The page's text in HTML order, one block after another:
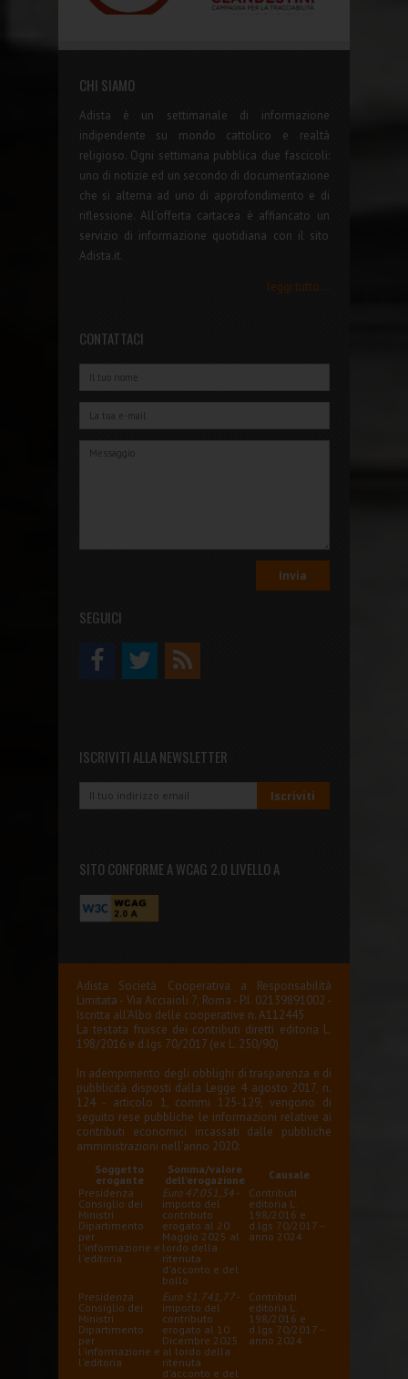
CHI SIAMO
Adista è un settimanale di informazione
indipendente su mondo cattolico e realtà
religioso. Ogni settimana pubblica due fascicoli:
uno di notizie ed un secondo di documentazione
che si alterna ad uno di approfondimento e di
riflessione. All'offerta cartacea è affiancato un
servizio di informazione quotidiana con il sito
Adista.it.
leggi tutto...
CONTATTACI
SEGUICI
ISCRIVITI ALLA NEWSLETTER
SITO CONFORME A WCAG 2.0 LIVELLO A
Adista Società Cooperativa a Responsabilità
Limitata - Via Acciaioli 7, Roma - P.I. 02139891002 -
Iscritta all'Albo delle cooperative n. A112445
La testata fruisce dei contributi diretti editoria L.
198/2016 e d.lgs 70/2017 (ex L. 250/90)
In adempimento degli obblighi di trasparenza e di
pubblicità disposti dalla Legge 4 agosto 2017, n.
124 - articolo 1, commi 125-129, vengono di
seguito rese pubbliche le informazioni relative ai
contributi economici incassati dalle pubbliche
amministrazioni nell'anno 2020:
Soggetto
erogante
Somma/valore
dell'erogazione
Causale
Presidenza
Consiglio dei
Ministri
Dipartimento
per
l'informazione e
l'editoria
Euro 47.051,34 -
importo del
contributo
erogato al 20
Maggio 2025 al
lordo della
ritenuta
d'acconto e del
bollo
Contributi
editoria L.
198/2016 e
d.lgs 70/2017 –
anno 2024
Presidenza
Consiglio dei
Ministri
Dipartimento
per
l'informazione e
l'editoria
Euro 51.741,77 -
importo del
contributo
erogato al 10
Dicembre 2025
al lordo della
ritenuta
d'acconto e del
Contributi
editoria L.
198/2016 e
d.lgs 70/2017 –
anno 2024